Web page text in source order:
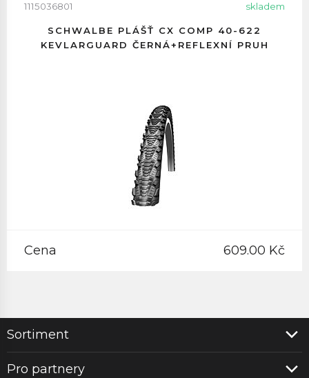
1115036801 skladem
SCHWALBE PLÁŠŤ CX COMP 40-622
KEVLARGUARD ČERNÁ+REFLEXNÍ PRUH
Cena 609.00 Kč
Sortiment
Pro partnery